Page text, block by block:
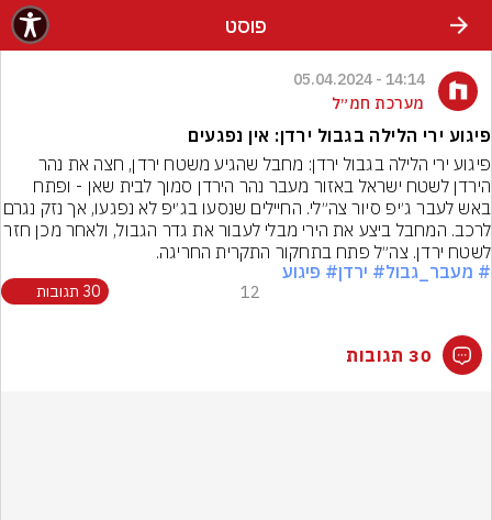
פוסט
14:14 - 05.04.2024
מערכת חמ״ל
פיגוע ירי הלילה בגבול ירדן: אין נפגעים
לרכב. המחבל ביצע את הירי מבלי לעבור את גדר הגבול, ולאחר מכן חזר
לשטח ירדן. צה״ל פתח בתחקור התקרית החריגה.
# מעבר_גבול# ירדן# פיגוע
12 30 תגובות
30 תגובות